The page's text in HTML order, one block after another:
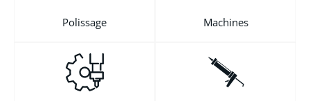
Polissage Machines